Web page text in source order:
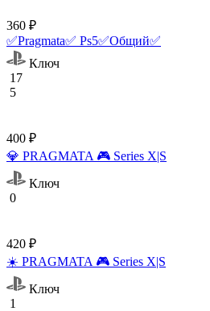
360 ₽
✅Pragmata✅ Ps5✅Общий✅
Ключ
17
5
400 ₽
💎 PRAGMATA 🎮 Series X|S
Ключ
0
420 ₽
☀️ PRAGMATA 🎮 Series X|S
Ключ
1